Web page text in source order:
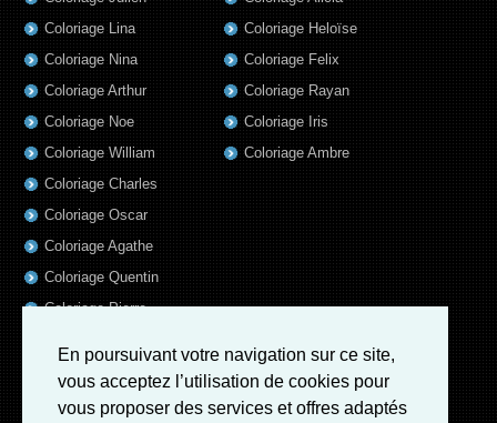
En poursuivant votre navigation sur ce site,
vous acceptez l’utilisation de cookies pour
vous proposer des services et offres adaptés
Coloriage Lina
Coloriage Nina
Coloriage Arthur
Coloriage Noe
Coloriage William
Coloriage Heloïse
Coloriage Felix
Coloriage Rayan
Coloriage Iris
Coloriage Ambre
Coloriage Charles
Coloriage Oscar
Coloriage Agathe
Coloriage Quentin
Coloriage Pierre
Coloriage Adrien